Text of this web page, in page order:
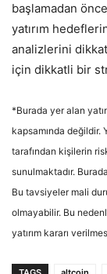
başlamadan
yatırım
analizlerini
için dikkatli bir
*Burada yer alan
kapsamında değildir.
tarafından kişilerin
sunulmaktadır.
Bu tavsiyeler mali
olmayabilir. Bu
yatırım kararı